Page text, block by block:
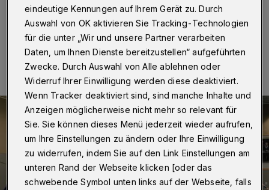
04.02.2018 , 15:32 Uhr Eine Minute Lesezeit
eindeutige Kennungen auf Ihrem Gerät zu. Durch
Auswahl von OK aktivieren Sie Tracking-Technologien
für die unter „Wir und unsere Partner verarbeiten
Daten, um Ihnen Dienste bereitzustellen“ aufgeführten
Zwecke. Durch Auswahl von Alle ablehnen oder
Widerruf Ihrer Einwilligung werden diese deaktiviert.
Wenn Tracker deaktiviert sind, sind manche Inhalte und
Anzeigen möglicherweise nicht mehr so relevant für
Sie. Sie können dieses Menü jederzeit wieder aufrufen,
um Ihre Einstellungen zu ändern oder Ihre Einwilligung
zu widerrufen, indem Sie auf den Link Einstellungen am
unteren Rand der Webseite klicken [oder das
schwebende Symbol unten links auf der Webseite, falls